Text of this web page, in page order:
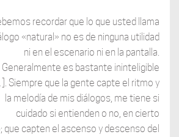
recordar que lo que usted llama
«natural» no es de ninguna utilidad
ni en el escenario ni en la pantalla.
Generalmente es bastante ininteligible
Siempre que la gente capte el ritmo y
la melodía de mis diálogos, me tiene si
cuidado si entienden o no, en cierto
que capten el ascenso y descenso del